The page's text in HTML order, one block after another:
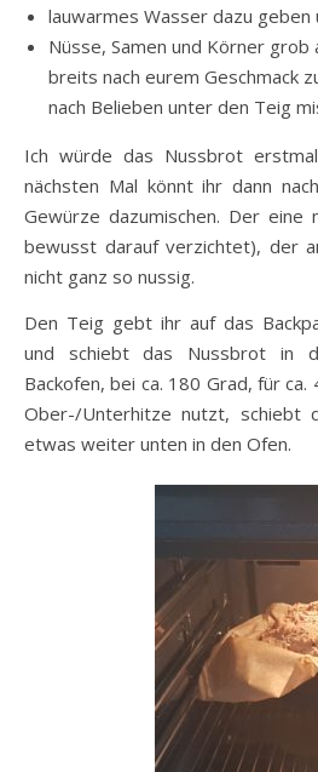
lauwarmes Wasser dazu
Nüsse, Samen und Körner
breits nach eurem Geschmack
nach Belieben unter den Teig
Ich würde das Nussbrot
nächsten Mal könnt ihr dann
Gewürze dazumischen. Der eine
bewusst darauf verzichtet), der
nicht ganz so nussig.
Den Teig gebt ihr auf das
und schiebt das Nussbrot in
Backofen, bei ca. 180 Grad, für
Ober-/Unterhitze nutzt, schiebt
etwas weiter unten in den Ofen.